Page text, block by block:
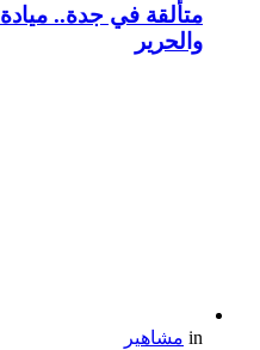
متألقة في جدة..
والحرير
in مشاهير